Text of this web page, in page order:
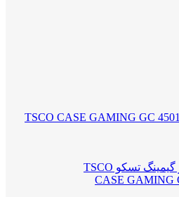
کیس کامپیوتر گیمینگ تسکو TSCO CASE GAMING GC 4501